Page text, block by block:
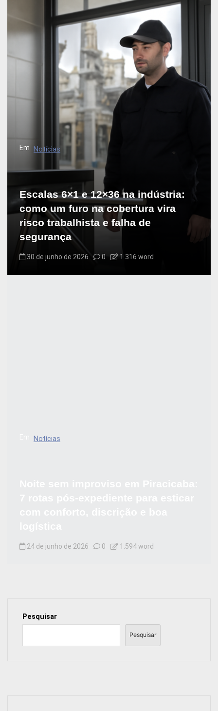
g
ç
o
Em Notícias
Escalas 6×1 e 12×36 na indústria:
como um furo na cobertura vira
risco trabalhista e falha de
segurança
30 de junho de 2026 0 1.316 word
Notícias
24 de junho de 2026 0 1.594 word
Pesquisar
Pesquisar